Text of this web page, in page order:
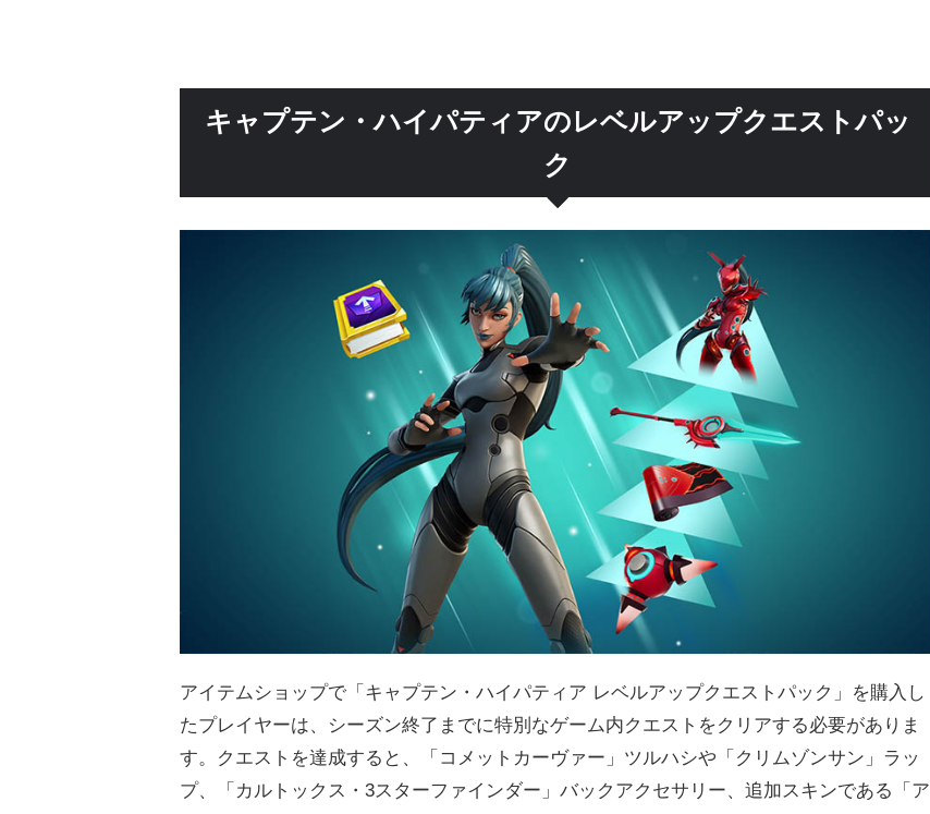
キャプテン・ハイパティアのレベルアップクエストパッ
ク
アイテムショップで「キャプテン・ハイパティア レベルアップクエストパック」を購入し
たプレイヤーは、シーズン終了までに特別なゲーム内クエストをクリアする必要がありま
す。クエストを達成すると、「コメットカーヴァー」ツルハシや「クリムゾンサン」ラッ
プ、「カルトックス・3スターファインダー」バックアクセサリー、追加スキンである「ア